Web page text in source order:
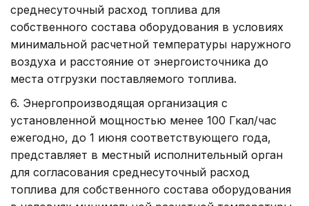
среднесуточный расход топлива для
собственного состава оборудования в условиях
минимальной расчетной температуры наружного
воздуха и расстояние от энергоисточника до
места отгрузки поставляемого топлива.
6. Энергопроизводящая организация с
установленной мощностью менее 100 Гкал/час
ежегодно, до 1 июня соответствующего года,
представляет в местный исполнительный орган
для согласования среднесуточный расход
топлива для собственного состава оборудования